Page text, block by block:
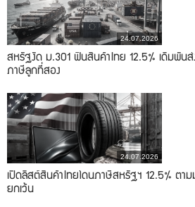
24.07.2026
สหรัฐงัด ม.301 ฟันสินค้าไทย 12.5% เดิมพัน
ภาษีลูกที่สอง
24.07.2026
เปิดลิสต์สินค้าไทยโดนภาษีสหรัฐฯ 12.5% ตาม
ยกเว้น